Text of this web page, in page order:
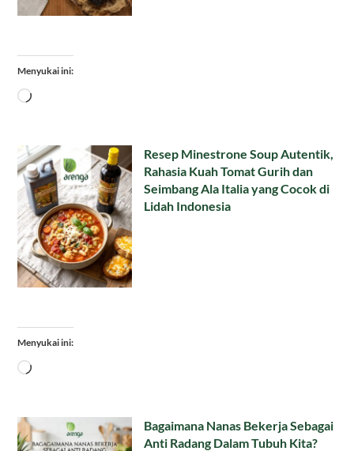
Menyukai ini:
Memuat...
Resep Minestrone Soup Autentik,
Rahasia Kuah Tomat Gurih dan
Seimbang Ala Italia yang Cocok di
Lidah Indonesia
Menyukai ini:
Memuat...
Bagaimana Nanas Bekerja Sebagai
Anti Radang Dalam Tubuh Kita?